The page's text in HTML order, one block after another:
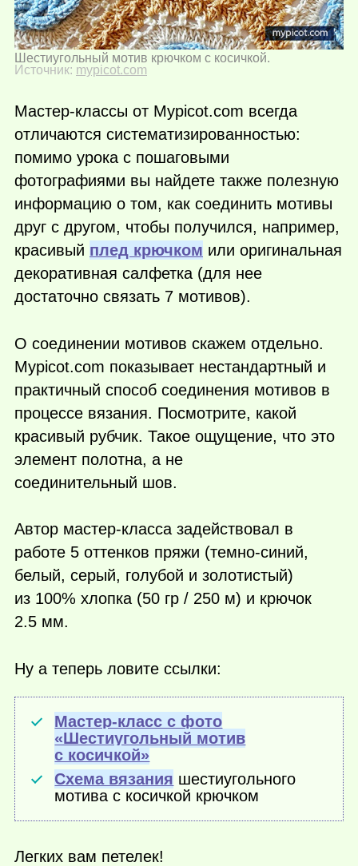
Шестиугольный мотив крючком с косичкой.
Источник: mypicot.com
Мастер-классы от Mypicot.com всегда
отличаются систематизированностью:
помимо урока с пошаговыми
фотографиями вы найдете также полезную
информацию о том, как соединить мотивы
друг с другом, чтобы получился, например,
красивый плед крючком или оригинальная
декоративная салфетка (для нее
достаточно связать 7 мотивов).
О соединении мотивов скажем отдельно.
Mypicot.com показывает нестандартный и
практичный способ соединения мотивов в
процессе вязания. Посмотрите, какой
красивый рубчик. Такое ощущение, что это
элемент полотна, а не
соединительный шов.
Автор мастер-класса задействовал в
работе 5 оттенков пряжи (темно-синий,
белый, серый, голубой и золотистый)
из 100% хлопка (50 гр / 250 м) и крючок
2.5 мм.
Ну а теперь ловите ссылки:
Мастер-класс с фото
«Шестиугольный мотив
с косичкой»
Схема вязания шестиугольного
мотива с косичкой крючком
Легких вам петелек!